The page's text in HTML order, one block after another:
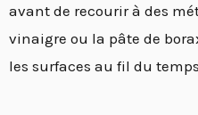
avant de recourir à des
vinaigre ou la pâte de
les surfaces au fil du